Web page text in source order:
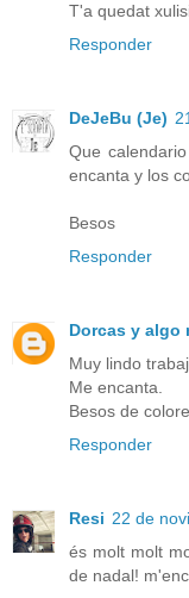
T'a quedat
Responder
DeJeBu (Je)
Que
encanta y los
Besos
Responder
Dorcas y algo
Muy lindo
Me encanta.
Besos de
Responder
Resi 22 de
és molt molt
de nadal!